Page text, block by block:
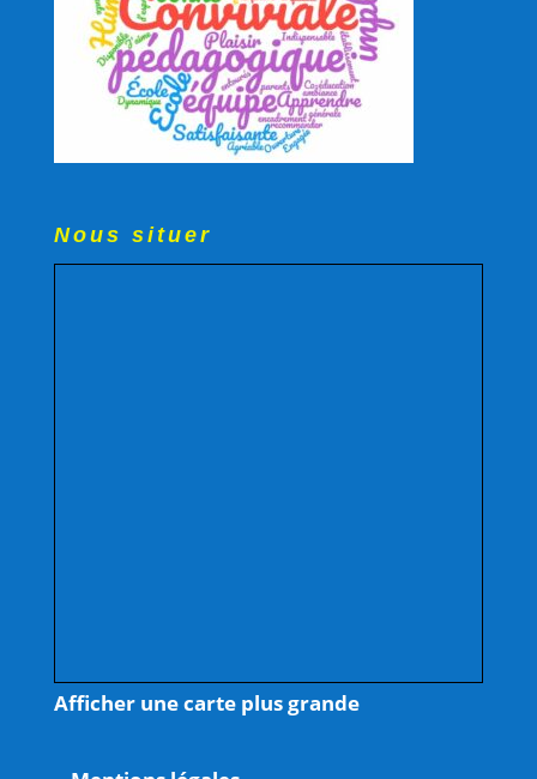
Nous situer
Afficher une carte plus grande